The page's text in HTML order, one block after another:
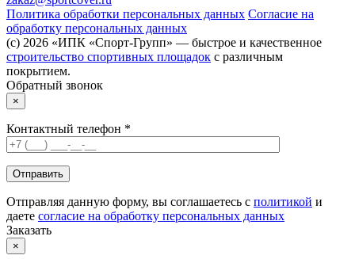
Политика обработки персональных данных Согласие на
обработку персональных данных
(c) 2026 «ИПК «Спорт-Групп» — быстрое и качественное
строительство спортивных площадок с различным
покрытием.
Обратный звонок
×
Контактный телефон *
Отправляя данную форму, вы соглашаетесь с политикой и
даете согласие на обработку персональных данных
Заказать
×